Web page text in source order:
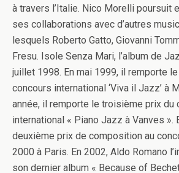
à travers l’Italie. Nico Morelli poursuit
ses collaborations avec d’autres
lesquels Roberto Gatto, Giovanni
Fresu. Isole Senza Mari, l’album de
juillet 1998. En mai 1999, il remporte
concours international ‘Viva il Jazz’ à
année, il remporte le troisième prix du
international « Piano Jazz à Vanves ».
deuxième prix de composition au
2000 à Paris. En 2002, Aldo Romano
son dernier album « Because of